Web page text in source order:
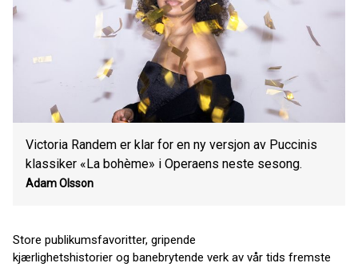
Victoria Randem er klar for en ny versjon av Puccinis
klassiker «La bohème» i Operaens neste sesong.
Adam Olsson
Store publikumsfavoritter, gripende
kjærlighetshistorier og banebrytende verk av vår tids fremste